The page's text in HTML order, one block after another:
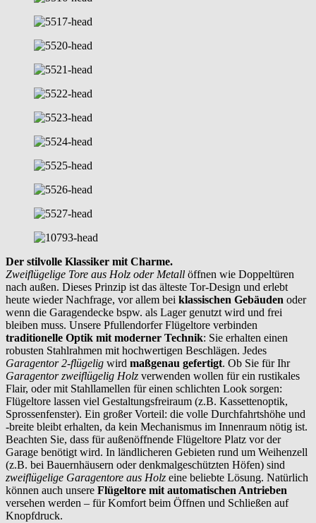
Der stilvolle Klassiker mit Charme.
Zweiflügelige Tore aus Holz oder Metall öffnen wie Doppeltüren
nach außen. Dieses Prinzip ist das älteste Tor-Design und erlebt
heute wieder Nachfrage, vor allem bei klassischen Gebäuden oder
wenn die Garagendecke bspw. als Lager genutzt wird und frei
bleiben muss. Unsere Pfullendorfer Flügeltore verbinden
traditionelle Optik mit moderner Technik: Sie erhalten einen
robusten Stahlrahmen mit hochwertigen Beschlägen. Jedes
Garagentor 2-flügelig wird maßgenau gefertigt. Ob Sie für Ihr
Garagentor zweiflügelig Holz verwenden wollen für ein rustikales
Flair, oder mit Stahllamellen für einen schlichten Look sorgen:
Flügeltore lassen viel Gestaltungsfreiraum (z.B. Kassettenoptik,
Sprossenfenster). Ein großer Vorteil: die volle Durchfahrtshöhe und
-breite bleibt erhalten, da kein Mechanismus im Innenraum nötig ist.
Beachten Sie, dass für außenöffnende Flügeltore Platz vor der
Garage benötigt wird. In ländlicheren Gebieten rund um Weihenzell
(z.B. bei Bauernhäusern oder denkmalgeschützten Höfen) sind
zweiflügelige Garagentore aus Holz eine beliebte Lösung. Natürlich
können auch unsere Flügeltore mit automatischen Antrieben
versehen werden – für Komfort beim Öffnen und Schließen auf
Knopfdruck.